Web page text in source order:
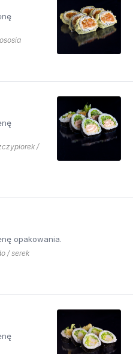
/
opakowania.
/ serek